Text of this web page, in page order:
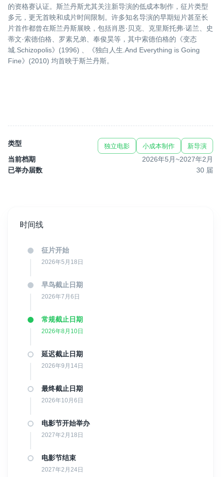
的资格赛认证。斯兰丹斯尤其关注新导演的低成本制作，征片类型
多元，更无首映和成片时间限制。许多知名导演的早期短片甚至长
片首作都曾在斯兰丹斯展映，包括肖恩·贝克、克里斯托弗·诺兰、史
蒂文·索德伯格、罗素兄弟、奉俊昊等，其中索德伯格的《变态
城.Schizopolis》(1996) 、《独白人生.And Everything is Going
Fine》(2010) 均首映于斯兰丹斯。
类型 独立电影 小成本制作 新导演
当前档期 2026年5月~2027年2月
已举办届数
30 届
时间线
征片开始
2026年5月18日
早鸟截止日期
2026年7月6日
常规截止日期
2026年8月10日
延迟截止日期
2026年9月14日
最终截止日期
2026年10月6日
电影节开始举办
2027年2月18日
电影节结束
2027年2月24日